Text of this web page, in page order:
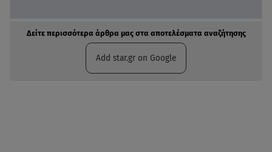
Δείτε περισσότερα άρθρα μας στα αποτελέσματα αναζήτησης
Add star.gr on Google